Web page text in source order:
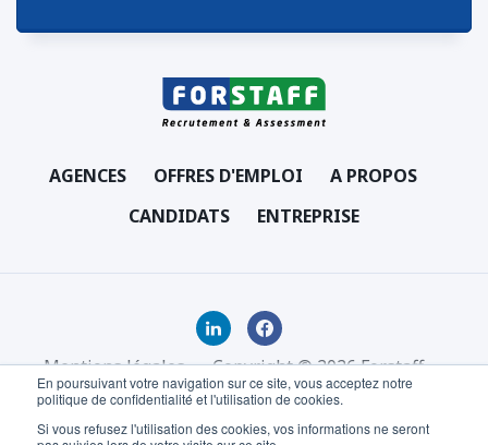
En poursuivant votre navigation sur ce site, vous acceptez notre
politique de confidentialité et l'utilisation de cookies.
Si vous refusez l'utilisation des cookies, vos informations ne seront
AGENCES OFFRES D'EMPLOI
A PROPOS
CANDIDATS
ENTREPRISE
Mentions légales Copyright © 2026 Forstaff